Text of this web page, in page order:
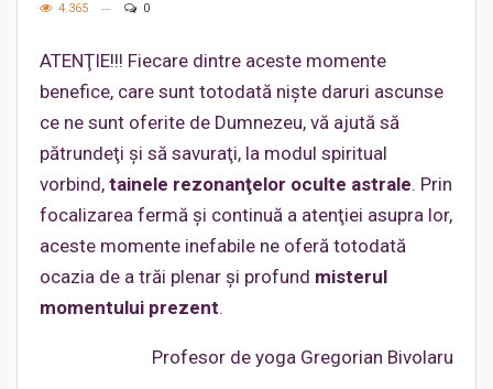
4.365 0
ATENŢIE!!! Fiecare dintre aceste momente
benefice, care sunt totodată nişte daruri ascunse
ce ne sunt oferite de Dumnezeu, vă ajută să
pătrundeţi şi să savuraţi, la modul spiritual
vorbind, tainele rezonanţelor oculte astrale. Prin
focalizarea fermă şi continuă a atenţiei asupra lor,
aceste momente inefabile ne oferă totodată
ocazia de a trăi plenar şi profund misterul
momentului prezent.
Profesor de yoga Gregorian Bivolaru